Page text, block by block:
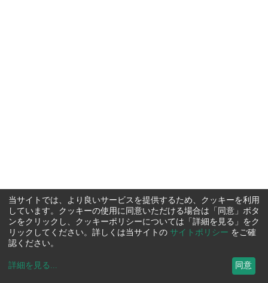
当サイトでは、より良いサービスを提供するため、クッキーを利用
しています。クッキーの使用に同意いただける場合は「同意」ボタ
ンをクリックし、クッキーポリシーについては「詳細を見る」をク
リックしてください。詳しくは当サイトの サイトポリシー をご確
認ください。
詳細を見る ... 同意